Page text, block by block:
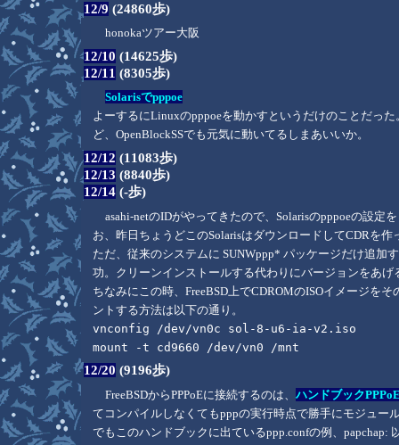
12/9 (24860歩)
honokaツアー大阪
12/10 (14625歩)
12/11 (8305歩)
Solarisでpppoe
よーするにLinuxのpppoeを動かすというだけのことだっ
ど、OpenBlockSSでも元気に動いてるしまあいいか。
12/12 (11083歩)
12/13 (8840歩)
12/14 (-歩)
asahi-netのIDがやってきたので、Solarisのpppoeの設定
お、昨日ちょうどこのSolarisはダウンロードしてCDRを
ただ、従来のシステムに SUNWppp* パッケージだけ追加
功。クリーンインストールする代わりにバージョンをあ
ちなみにこの時、FreeBSD上でCDROMのISOイメージを
ントする方法は以下の通り。
vnconfig /dev/vn0c sol-8-u6-ia-v2.iso
mount -t cd9660 /dev/vn0 /mnt
12/20 (9196歩)
FreeBSDからPPPoEに接続するのは、 ハンドブック
てコンパイルしなくてもpppの実行時点で勝手にモジュー
でもこのハンドブックに出ているppp.confの例、papchap: